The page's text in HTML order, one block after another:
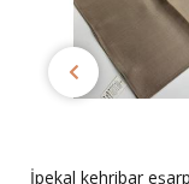
İpekal kehribar eşarp